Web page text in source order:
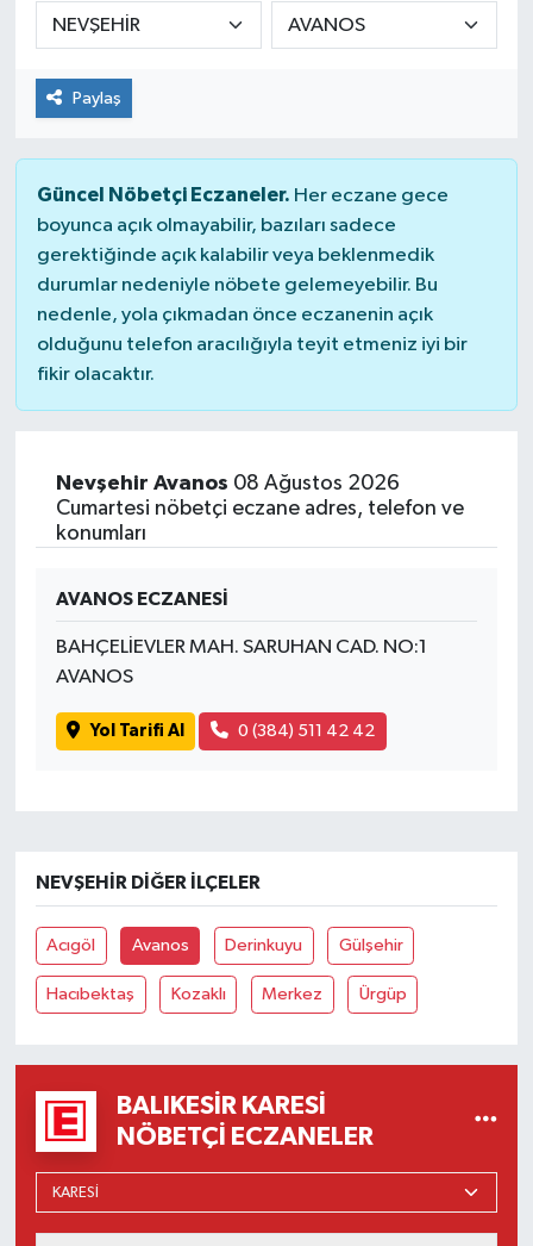
Paylaş
Güncel Nöbetçi Eczaneler. Her eczane gece
boyunca açık olmayabilir, bazıları sadece
gerektiğinde açık kalabilir veya beklenmedik
durumlar nedeniyle nöbete gelemeyebilir. Bu
nedenle, yola çıkmadan önce eczanenin açık
olduğunu telefon aracılığıyla teyit etmeniz iyi bir
fikir olacaktır.
Nevşehir Avanos 08 Ağustos 2026
Cumartesi nöbetçi eczane adres, telefon ve
konumları
AVANOS ECZANESİ
BAHÇELİEVLER MAH. SARUHAN CAD. NO:1
AVANOS
Yol Tarifi Al 0 (384) 511 42 42
NEVŞEHIR DIĞER İLÇELER
Acıgöl Avanos Derinkuyu Gülşehir
Hacıbektaş Kozaklı Merkez Ürgüp
BALIKESIR KARESI
NÖBETÇI ECZANELER
Dursunbey
Edremit
EĞİTİM
EKONOMİ
Erdek
Gömeç
Havran
İvrindi
KENT GÜNDEMİ
Kepsut
MANŞET
Manyas
OLAY
Resmi İlanlar
SAĞLIK